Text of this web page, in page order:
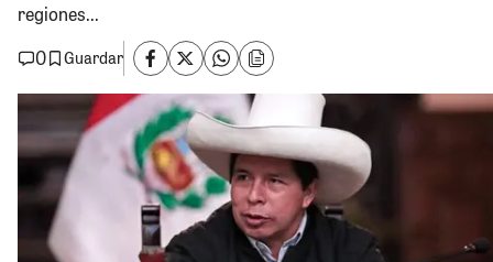
regiones...
0
Guardar